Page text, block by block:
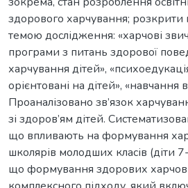
здорового харчування; розкрити
темою дослідження: «харчові
програми з питань здорової
харчування дітей»,
орієнтовані на дітей», «навчання
Проаналізовано зв’язок
зі здоров’ям дітей.
що впливають на формування
школярів молодших класів (діти
що формування здорових